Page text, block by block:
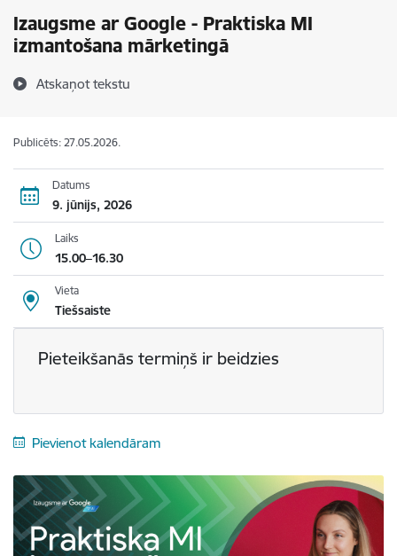
Izaugsme ar Google - Praktiska MI
izmantošana mārketingā
Atskaņot tekstu
Publicēts: 27.05.2026.
Datums
9. jūnijs, 2026
Laiks
15.00–16.30
Vieta
Tiešsaiste
Pieteikšanās termiņš ir beidzies
Pievienot kalendāram